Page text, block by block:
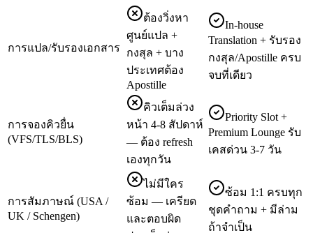
การแปล/รับรองเอกสาร
ต้องวิ่งหา
ศูนย์แปล +
กงสุล + บาง
ประเทศต้อง
Apostille
In-house
Translation + รับรอง
กงสุล/Apostille ครบ
จบที่เดียว
การจองคิวยื่น
(VFS/TLS/BLS)
คิวเต็มล่วง
หน้า 4-8 สัปดาห์
— ต้อง refresh
เองทุกวัน
Priority Slot +
Premium Lounge รับ
เคสด่วน 3-7 วัน
การสัมภาษณ์ (USA /
UK / Schengen)
ไม่มีใคร
ซ้อม — เครียด
และตอบผิด
ซ้อม 1:1 ครบทุก
ชุดคำถาม + มีล่าม
ถ้าจำเป็น